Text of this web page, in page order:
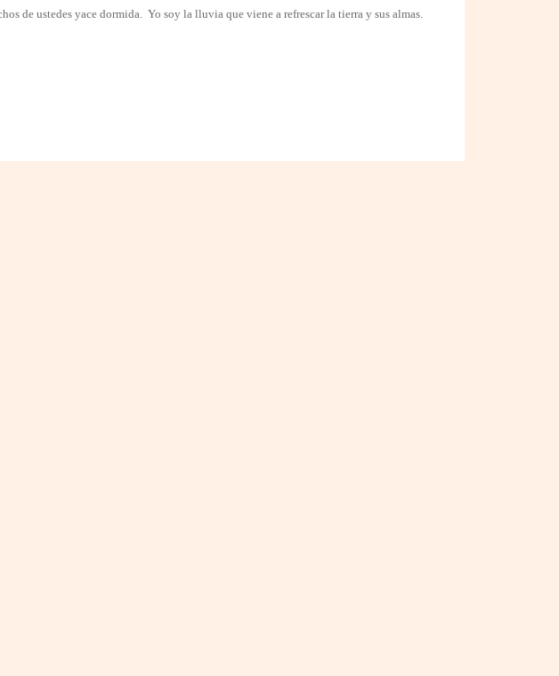
de ustedes yace dormida. Yo soy la lluvia que viene a refrescar la tierra y sus almas.